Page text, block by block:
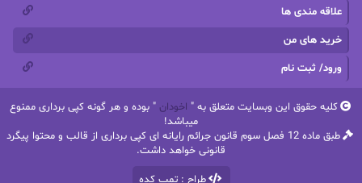
پنلوپه وارد
تاران
ترنم.25
ثمین سرابی جان فاولز
جرج.آر.آر.مارتین
علاقه مندی ها
خرید های من
ورود/ ثبت نام
کلیه حقوق این وبسایت متعلق به " اخودان " بوده و هر گونه کپی برداری ممنوع
میباشد!
طبق ماده 12 فصل سوم قانون جرائم رایانه ای کپی برداری از قالب و محتوا پیگرد
قانونی خواهد داشت.
طراح : تمپ کده